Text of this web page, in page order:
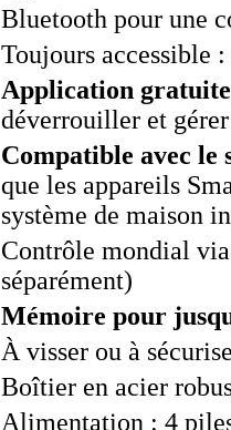
Bluetooth pour une
Toujours accessible
Application
déverrouiller et
Compatible avec le
que les appareils
système de maison
Contrôle mondial
séparément)
Mémoire pour
À visser ou à
Boîtier en acier
Alimentation : 4